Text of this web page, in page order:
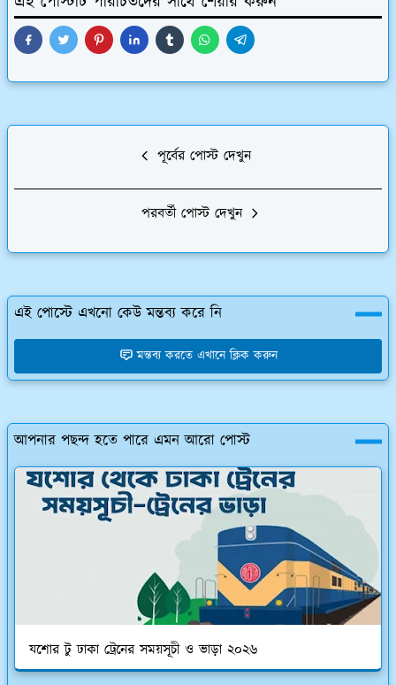
পূর্বের পোস্ট দেখুন
পরবর্তী পোস্ট দেখুন
এই পোস্টে এখনো কেউ মন্তব্য করে নি
মন্তব্য করতে এখানে ক্লিক করুন
আপনার পছন্দ হতে পারে এমন আরো পোস্ট
যশোর টু ঢাকা ট্রেনের সময়সূচী ও ভাড়া ২০২৬